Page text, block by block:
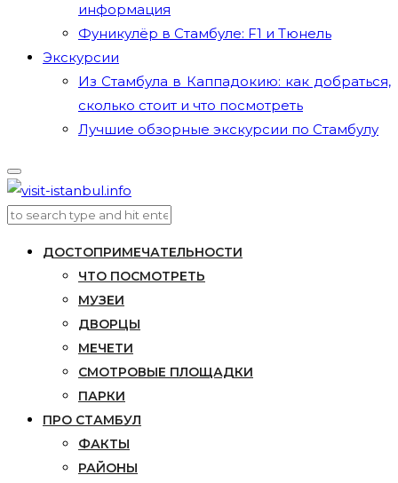
информация
Фуникулёр в Стамбуле: F1 и Тюнель
Экскурсии
Из Стамбула в Каппадокию: как добраться,
сколько стоит и что посмотреть
Лучшие обзорные экскурсии по Стамбулу
ДОСТОПРИМЕЧАТЕЛЬНОСТИ
ЧТО ПОСМОТРЕТЬ
МУЗЕИ
ДВОРЦЫ
МЕЧЕТИ
СМОТРОВЫЕ ПЛОЩАДКИ
ПАРКИ
ПРО СТАМБУЛ
ФАКТЫ
РАЙОНЫ